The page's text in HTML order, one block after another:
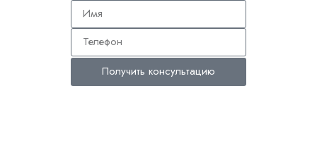
Получить консультацию